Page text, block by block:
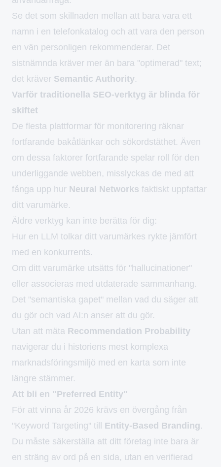
Se det som skillnaden mellan att bara vara ett
namn i en telefonkatalog och att vara den person
en vän personligen rekommenderar. Det
sistnämnda kräver mer än bara "optimerad" text;
det kräver Semantic Authority.
Varför traditionella SEO-verktyg är blinda för
skiftet
De flesta plattformar för monitorering räknar
fortfarande bakåtlänkar och sökordstäthet. Även
om dessa faktorer fortfarande spelar roll för den
underliggande webben, misslyckas de med att
fånga upp hur Neural Networks faktiskt uppfattar
ditt varumärke.
Äldre verktyg kan inte berätta för dig:
Hur en LLM tolkar ditt varumärkes rykte jämfört
med en konkurrents.
Om ditt varumärke utsätts för "hallucinationer"
eller associeras med utdaterade sammanhang.
Det "semantiska gapet" mellan vad du säger att
du gör och vad AI:n anser att du gör.
Utan att mäta Recommendation Probability
navigerar du i historiens mest komplexa
marknadsföringsmiljö med en karta som inte
längre stämmer.
Att bli en "Preferred Entity"
För att vinna år 2026 krävs en övergång från
"Keyword Targeting" till Entity-Based Branding.
Du måste säkerställa att ditt företag inte bara är
en sträng av ord på en sida, utan en verifierad